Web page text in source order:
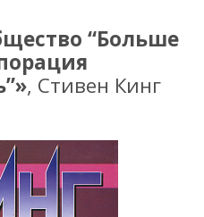
“Больше
, Стивен Кинг